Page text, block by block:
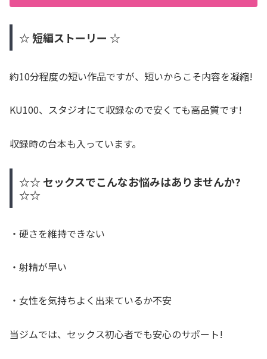
☆ 短編ストーリー ☆
約10分程度の短い作品ですが、短いからこそ内容を凝縮!
KU100、スタジオにて収録なので安くても高品質です!
収録時の台本も入っています。
☆☆ セックスでこんなお悩みはありませんか?
☆☆
・硬さを維持できない
・射精が早い
・女性を気持ちよく出来ているか不安
当ジムでは、セックス初心者でも安心のサポート!